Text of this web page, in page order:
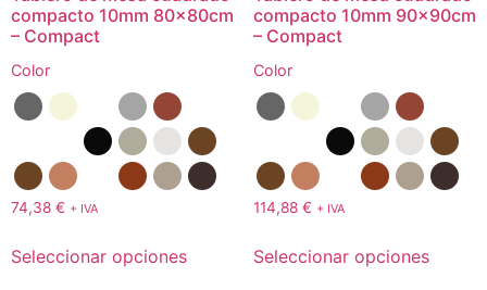
compacto 10mm 80x80cm
– Compact
Color
74,38 € + IVA
Seleccionar opciones
compacto 10mm 90x90cm
– Compact
Color
114,88 € + IVA
Seleccionar opciones